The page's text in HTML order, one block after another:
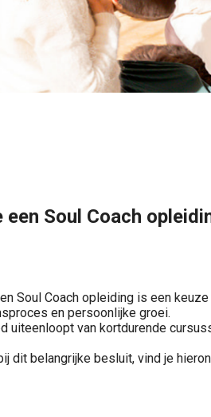
een Soul Coach
Soul Coach opleiding is een
en persoonlijke groei.
uiteenloopt van kortdurende
dit belangrijke besluit, vind je